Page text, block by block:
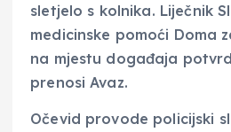
sletjelo s kolnika. Liječnik
medicinske pomoći Doma
na mjestu događaja
prenosi Avaz.
Očevid provode policijski